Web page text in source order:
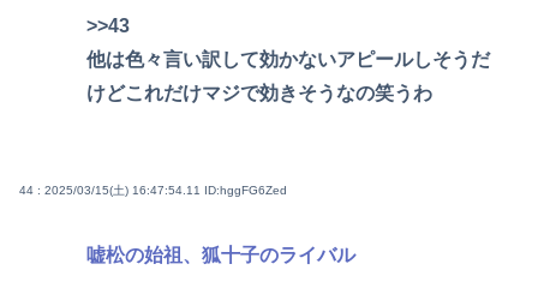
>>43
他は色々言い訳して効かないアピールしそうだ
けどこれだけマジで効きそうなの笑うわ
44 : 2025/03/15(土) 16:47:54.11 ID:hggFG6Zed
嘘松の始祖、狐十子のライバル